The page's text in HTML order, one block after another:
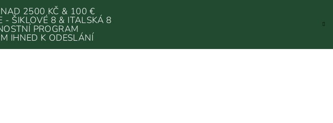
2500 KČ & 100 €
- ŠIKLOVÉ 8 & ITALSKÁ 8
PROGRAM
IHNED K ODESLÁNÍ